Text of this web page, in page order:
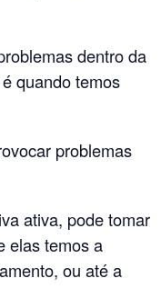
dentro da
quando temos
problemas
ativa, pode tomar
elas temos a
ou até a